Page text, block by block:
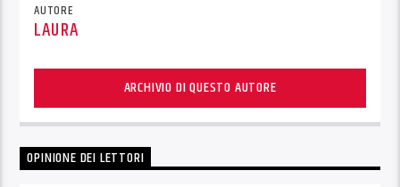
AUTORE
LAURA
ARCHIVIO DI QUESTO AUTORE
OPINIONE DEI LETTORI